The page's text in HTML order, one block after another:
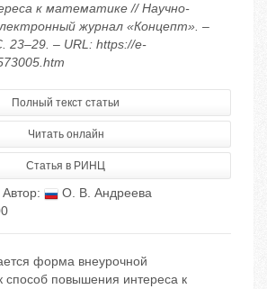
к математике // Научно-
журнал «Концепт». –
23–29. – URL: https://e-
Полный текст статьи
Читать онлайн
Статья в РИНЦ
Автор:
О. В. Андреева
форма внеурочной
способ повышения интереса к